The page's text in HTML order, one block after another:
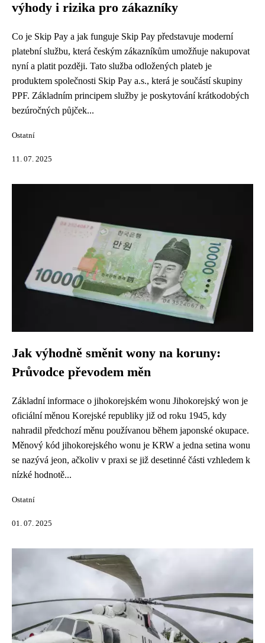
výhody i rizika pro zákazníky
Co je Skip Pay a jak funguje Skip Pay představuje moderní
platební službu, která českým zákazníkům umožňuje nakupovat
nyní a platit později. Tato služba odložených plateb je
produktem společnosti Skip Pay a.s., která je součástí skupiny
PPF. Základním principem služby je poskytování krátkodobých
bezúročných půjček...
Ostatní
11. 07. 2025
Jak výhodně směnit wony na koruny:
Průvodce převodem měn
Základní informace o jihokorejském wonu Jihokorejský won je
oficiální měnou Korejské republiky již od roku 1945, kdy
nahradil předchozí měnu používanou během japonské okupace.
Měnový kód jihokorejského wonu je KRW a jedna setina wonu
se nazývá jeon, ačkoliv v praxi se již desetinné části vzhledem k
nízké hodnotě...
Ostatní
01. 07. 2025